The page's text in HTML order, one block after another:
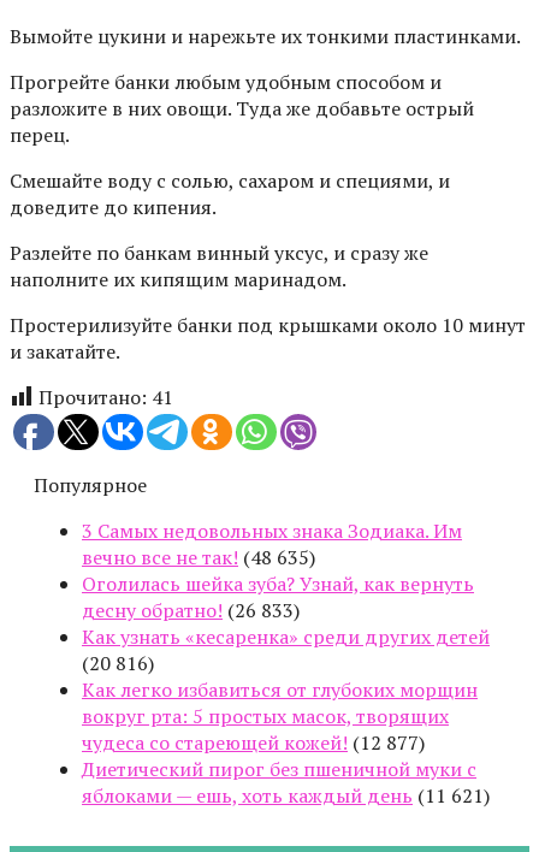
Вымойте цукини и нарежьте их тонкими пластинками.
Прогрейте банки любым удобным способом и
разложите в них овощи. Туда же добавьте острый
перец.
Смешайте воду с солью, сахаром и специями, и
доведите до кипения.
Разлейте по банкам винный уксус, и сразу же
наполните их кипящим маринадом.
Простерилизуйте банки под крышками около 10 минут
и закатайте.
Прочитано: 41
Популярное
3 Самых недовольных знака Зодиака. Им
вечно все не так! (48 635)
Оголилась шейка зуба? Узнай, как вернуть
десну обратно! (26 833)
Как узнать «кесаренка» среди других детей
(20 816)
Как легко избавиться от глубоких морщин
вокруг рта: 5 простых масок, творящих
чудеса со стареющей кожей! (12 877)
Диетический пирог без пшеничной муки с
яблоками — ешь, хоть каждый день (11 621)